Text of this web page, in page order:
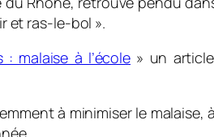
et ras-le-bol ».
: malaise à l’école » un
à minimiser le